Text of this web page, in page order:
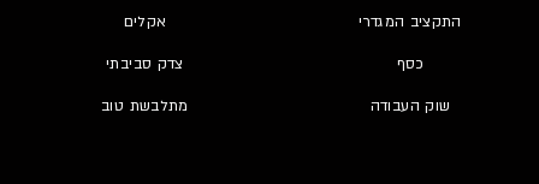
התקציב המגדרי
כסף
שוק העבודה
אקלים
צדק סביבתי
מתלבשת טוב